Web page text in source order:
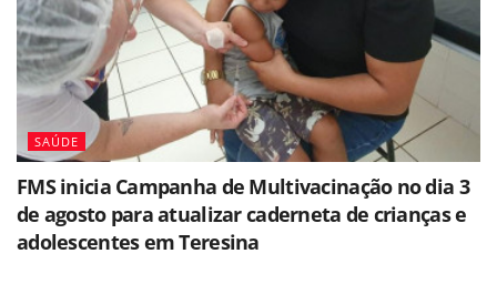
SAÚDE
FMS inicia Campanha de Multivacinação no dia 3
de agosto para atualizar caderneta de crianças e
adolescentes em Teresina